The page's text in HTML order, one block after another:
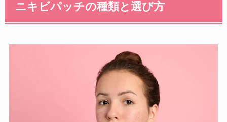
ニキビパッチの種類と選び方